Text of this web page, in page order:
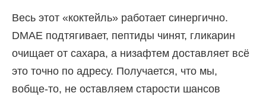
Весь этот «коктейль» работает синергично.
DMAE подтягивает, пептиды чинят, гликарин
очищает от сахара, а низафтем доставляет всё
это точно по адресу. Получается, что мы,
вобще-то, не оставляем старости шансов